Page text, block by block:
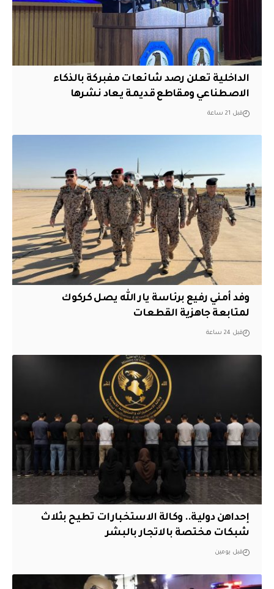
الداخلية تعلن رصد شائعات مفبركة بالذكاء
الاصطناعي ومقاطع قديمة يعاد نشرها
قبل 21 ساعة
وفد أمني رفيع برئاسة يار الله يصل كركوك
لمتابعة جاهزية القطعات
قبل 24 ساعة
إحداهن دولية.. وكالة الاستخبارات تطيح بثلاث
شبكات مختصة بالاتجار بالبشر
قبل يومين